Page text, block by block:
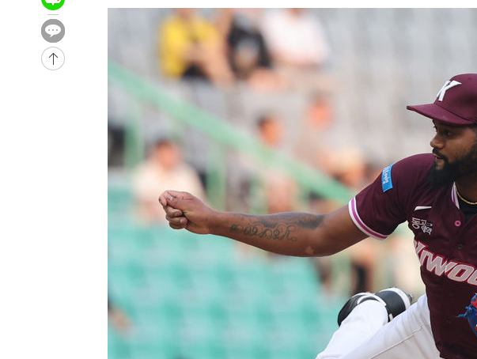
-27703초 전 >
[속보]코스피, 301.88포인트(4.58%) 내린 6296.38 마감
-27568초 전 >
[속보]원·달러 환율, 0.7원 내린 1423.8원 마감
-25167초 전 >
"여기 떨어졌다"…다누리, 스페이스X 로켓 달 충돌 흔적 포착
손흥민, 5경기 연속골 실패…LAFC는 승부차기 끝 과달라하라 격파
내일까지 39도 '펄펄'…기상청 "태풍 지나며 폭염 잠시 꺾인다"
트럼프, 한국계 진보 주지사 후보 맹공…"공산주의가 최대 위협"
"美간섭에 합의 지연"…트럼프, '이란 호르무즈 통제권' 수용할까
[속보]산업장관 "李정부, 원전 반대 안해…안정 전력 위해 불가피"
[속보]경찰, '홍명보 선임 논란' 대한축구협회·축구회관 등 압수수색
[속보]산업장관 "美무역법 제301조 과잉생산 결과 발표 8월 중 예상
[속보]코스피 매도사이드카 발동…4%대 급락
[속보]전남광주 초대 시민추천 부시장에 백승주·윤난실
서울 열대야 15일째 지속…비공식 '초열대야' 30도 넘어
[속보]코스닥, 2.15포인트(0.27%) 내린 797.44 출발
[속보]코스피, 119.51포인트(1.81%) 내린 6478.75 개장
6월 경상수지 497.3억 달러…두 달 연속 사상 최대